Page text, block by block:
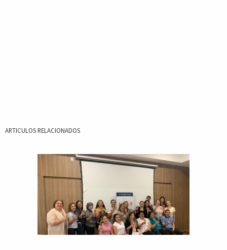
ARTICULOS RELACIONADOS